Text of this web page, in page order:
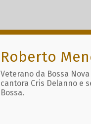
Roberto
Veterano da Bossa
cantora Cris Delanno e
Bossa.